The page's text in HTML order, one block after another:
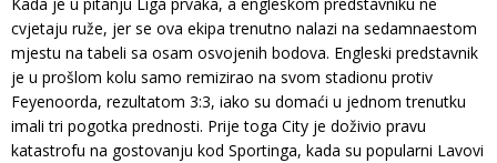
Kada je u pitanju Liga prvaka, a engleskom predstavniku ne
cvjetaju ruže, jer se ova ekipa trenutno nalazi na sedamnaestom
mjestu na tabeli sa osam osvojenih bodova. Engleski predstavnik
je u prošlom kolu samo remizirao na svom stadionu protiv
Feyenoorda, rezultatom 3:3, iako su domaći u jednom trenutku
imali tri pogotka prednosti. Prije toga City je doživio pravu
katastrofu na gostovanju kod Sportinga, kada su popularni Lavovi